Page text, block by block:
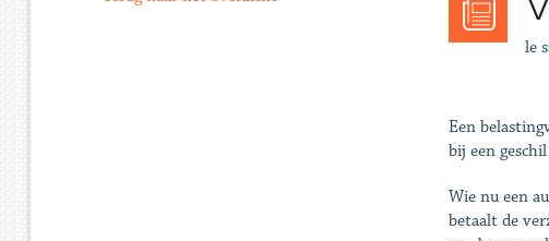
le
Een
bij een
Wie nu een
betaalt de